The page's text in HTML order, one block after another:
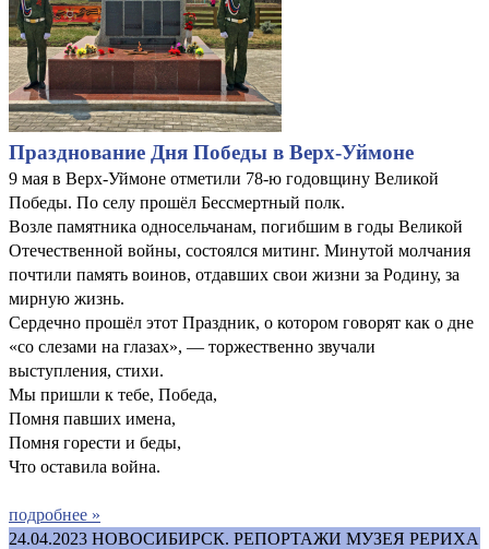
Празднование Дня Победы в Верх-Уймоне
9 мая в Верх-Уймоне отметили 78-ю годовщину Великой
Победы. По селу прошёл Бессмертный полк.
Возле памятника односельчанам, погибшим в годы Великой
Отечественной войны, состоялся митинг. Минутой молчания
почтили память воинов, отдавших свои жизни за Родину, за
мирную жизнь.
Сердечно прошёл этот Праздник, о котором говорят как о дне
«со слезами на глазах», — торжественно звучали
выступления, стихи.
Мы пришли к тебе, Победа,
Помня павших имена,
Помня горести и беды,
Что оставила война.
подробнее »
24.04.2023 НОВОСИБИРСК. РЕПОРТАЖИ МУЗЕЯ РЕРИХА